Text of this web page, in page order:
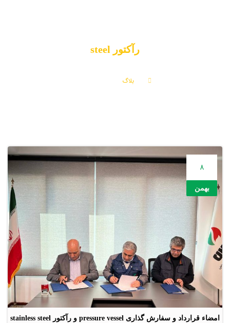
رآکتور steel
بلاگ
امضاء قرارداد و سفارش گذاری pressure vessel و رآکتور stainless steel
8
بهمن